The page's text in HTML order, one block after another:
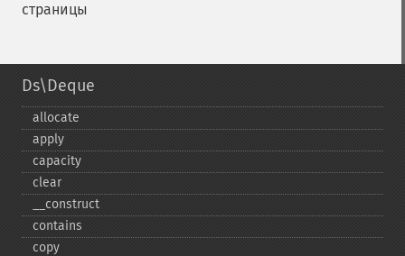
страницы
Ds\Deque
allocate
apply
capacity
clear
_​_​construct
contains
copy